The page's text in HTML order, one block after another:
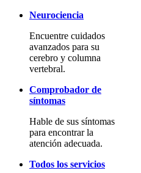
Neurociencia
Encuentre cuidados
avanzados para su
cerebro y columna
vertebral.
Comprobador de
síntomas
Hable de sus síntomas
para encontrar la
atención adecuada.
Todos los servicios